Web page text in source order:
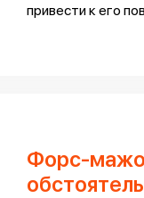
привести к его
Форс-